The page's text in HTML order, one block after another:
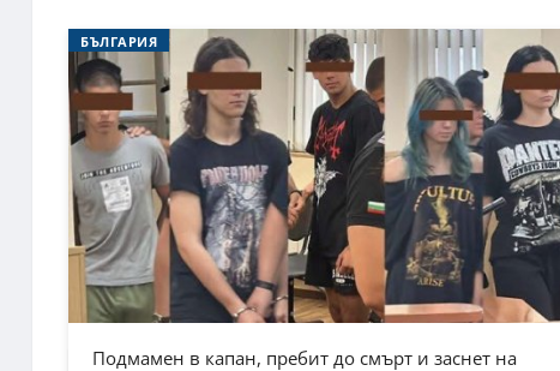
БЪЛГАРИЯ
Подмамен в капан, пребит до смърт и заснет на